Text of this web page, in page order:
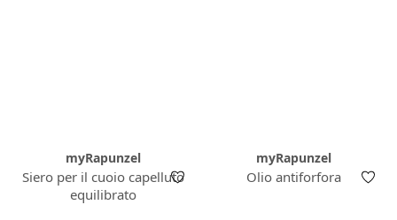
myRapunzel
Siero per il cuoio capelluto
equilibrato
myRapunzel
Olio antiforfora